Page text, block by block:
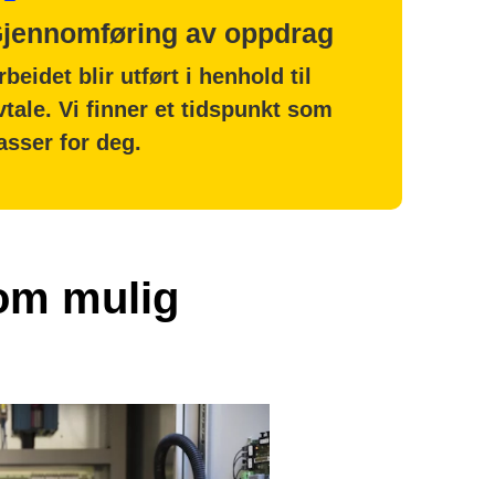
av oppdrag
blir utført i henhold til
Vi finner et tidspunkt som
for deg.
mulig